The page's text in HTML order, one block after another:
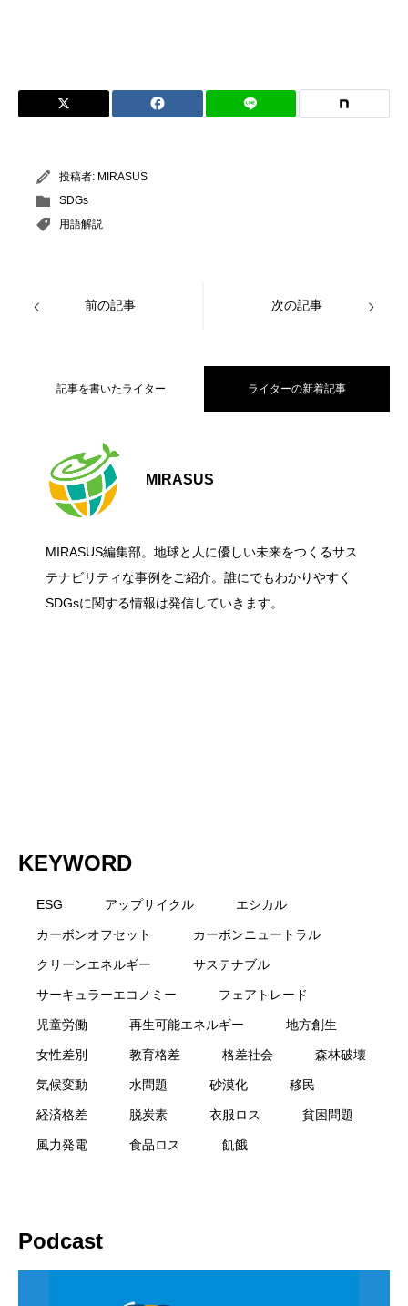
投稿者: MIRASUS
SDGs
用語解説
前の記事 次の記事
記事を書いたライター ライターの新着記事
MIRASUS
MIRASUS編集部。地球と人に優しい未来をつくるサス
テナビリティな事例をご紹介。誰にでもわかりやすく
SDGsに関する情報は発信していきます。
2026.07.06
ペ「Floating Wind Challenge」に挑戦
2026.06.27
ステナブルな選び方と今日からできるこ
2026.06.27 グリーンリカバリーとは？ 経済復興と脱
KEYWORD
ESG アップサイクル エシカル
カーボンオフセット カーボンニュートラル
クリーンエネルギー サステナブル
サーキュラーエコノミー フェアトレード
児童労働 再生可能エネルギー 地方創生
女性差別 教育格差 格差社会 森林破壊
気候変動 水問題 砂漠化 移民
経済格差 脱炭素 衣服ロス 貧困問題
風力発電 食品ロス 飢餓
Podcast